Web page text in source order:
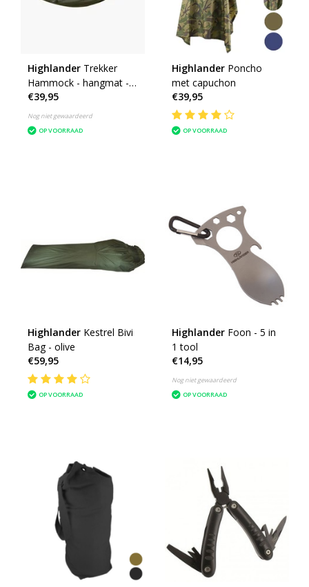
Highlander Trekker
Hammock - hangmat -
olive
€39,95
Nog niet gewaardeerd
OP VOORRAAD
Highlander Poncho
met capuchon
€39,95
OP VOORRAAD
Highlander Kestrel Bivi
Bag - olive
€59,95
OP VOORRAAD
Highlander Foon - 5 in
1 tool
€14,95
Nog niet gewaardeerd
OP VOORRAAD